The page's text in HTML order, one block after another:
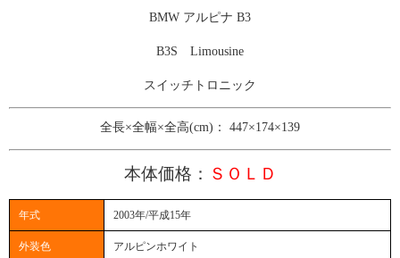
BMW アルピナ B3
B3S Limousine
スイッチトロニック
全長×全幅×全高(cm)： 447×174×139
本体価格： ＳＯＬＤ
年式 2003年/平成15年
外装色 アルピンホワイト